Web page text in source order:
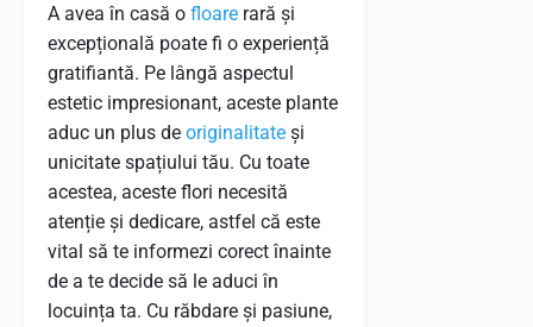
A avea în casă o floare rară și
excepțională poate fi o experiență
gratifiantă. Pe lângă aspectul
estetic impresionant, aceste plante
aduc un plus de originalitate și
unicitate spațiului tău. Cu toate
acestea, aceste flori necesită
atenție și dedicare, astfel că este
vital să te informezi corect înainte
de a te decide să le aduci în
locuința ta. Cu răbdare și pasiune,